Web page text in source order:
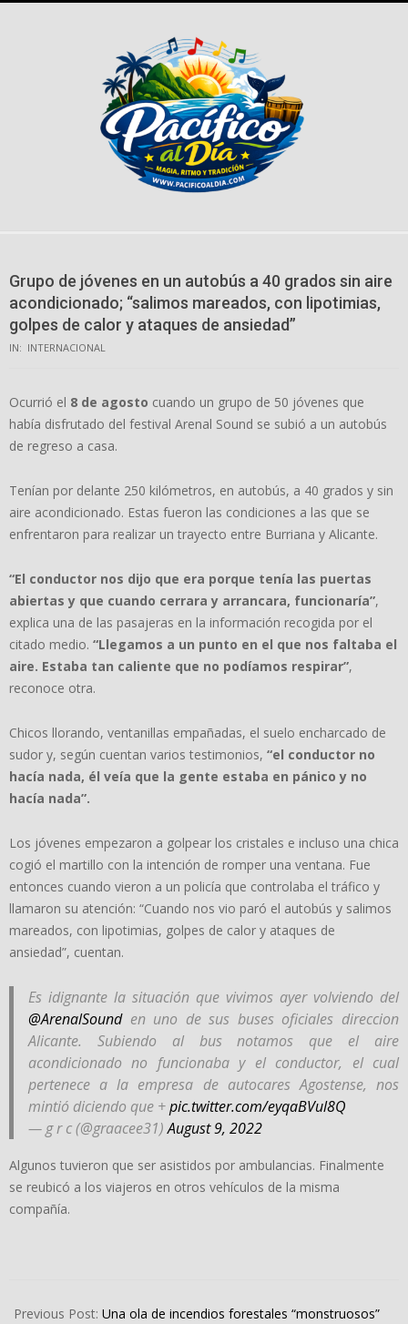
Grupo de jóvenes en un autobús a 40 grados sin aire
acondicionado; “salimos mareados, con lipotimias,
golpes de calor y ataques de ansiedad”
IN: INTERNACIONAL
Ocurrió el 8 de agosto cuando un grupo de 50 jóvenes que
había disfrutado del festival Arenal Sound se subió a un autobús
de regreso a casa.
Tenían por delante 250 kilómetros, en autobús, a 40 grados y sin
aire acondicionado. Estas fueron las condiciones a las que se
enfrentaron para realizar un trayecto entre Burriana y Alicante.
“El conductor nos dijo que era porque tenía las puertas
abiertas y que cuando cerrara y arrancara, funcionaría”,
explica una de las pasajeras en la información recogida por el
citado medio. “Llegamos a un punto en el que nos faltaba el
aire. Estaba tan caliente que no podíamos respirar”,
reconoce otra.
Chicos llorando, ventanillas empañadas, el suelo encharcado de
sudor y, según cuentan varios testimonios, “el conductor no
hacía nada, él veía que la gente estaba en pánico y no
hacía nada”.
Los jóvenes empezaron a golpear los cristales e incluso una chica
cogió el martillo con la intención de romper una ventana. Fue
entonces cuando vieron a un policía que controlaba el tráfico y
llamaron su atención: “Cuando nos vio paró el autobús y salimos
mareados, con lipotimias, golpes de calor y ataques de
ansiedad”, cuentan.
Es idignante la situación que vivimos ayer volviendo del
@ArenalSounden uno de sus buses oficiales direccion
Alicante. Subiendo al bus notamos que el aire
acondicionado no funcionaba y el conductor, el cual
pertenece a la empresa de autocares Agostense, nos
mintió diciendo que +pic.twitter.com/eyqaBVul8Q
— g r c (@graacee31)August 9, 2022
Algunos tuvieron que ser asistidos por ambulancias. Finalmente
se reubicó a los viajeros en otros vehículos de la misma
compañía.
08-
Previous Post: Una ola de incendios forestales “monstruosos”